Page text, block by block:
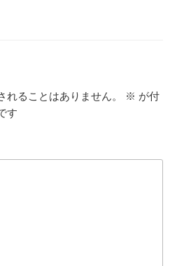
れることはありません。 ※ が付
す